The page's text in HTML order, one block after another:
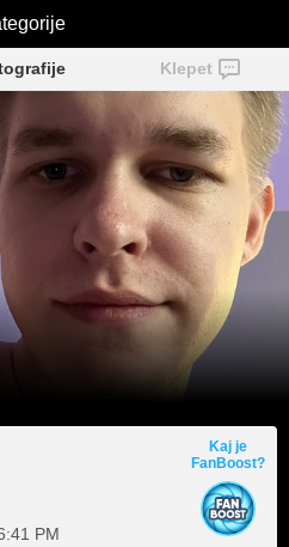
rIIImz
Klepet
PM
Kaj je
FanBoost?